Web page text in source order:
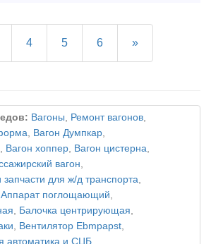
4 5 6 »
Вагоны, Ремонт вагонов,
, Вагон Думпкар,
, Вагон хоппер, Вагон цистерна,
вагон,
для ж/д транспорта,
Аппарат поглощающий,
, Балочка центрирующая,
, Вентилятор Ebmpapst,
автоматика и СЦБ